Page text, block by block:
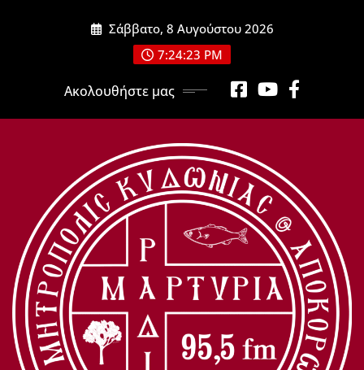
Σάββατο, 8 Αυγούστου 2026
7:24:25 PM
Ακολουθήστε μας